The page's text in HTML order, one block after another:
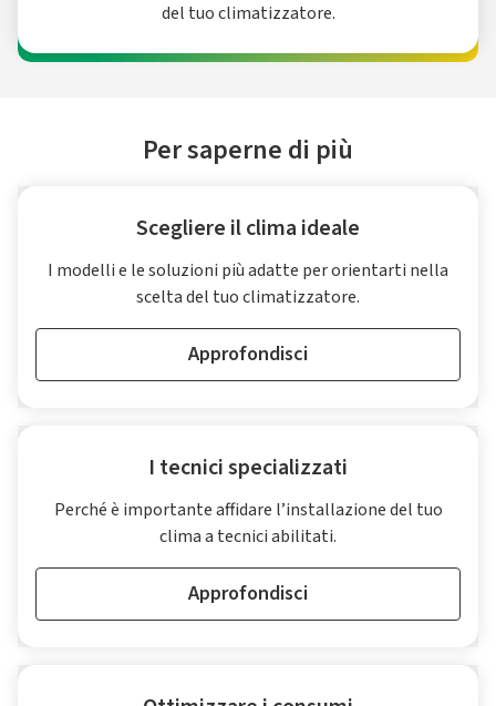
del tuo climatizzatore.
Per saperne di più
Scegliere il clima ideale
I modelli e le soluzioni più adatte per orientarti nella
scelta del tuo climatizzatore.
Approfondisci
I tecnici specializzati
Perché è importante affidare l’installazione del tuo
clima a tecnici abilitati.
Approfondisci